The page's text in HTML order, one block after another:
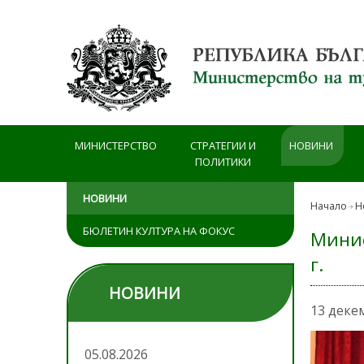
МИНИСТЕРСТВО
СТРАТЕГИИ И
ПОЛИТИКИ
НОВИНИ
НОВИНИ
БЮЛЕТИН КУЛТУРА НА ФОКУС
НОВИНИ
05.08.2026
Начало
г.
13